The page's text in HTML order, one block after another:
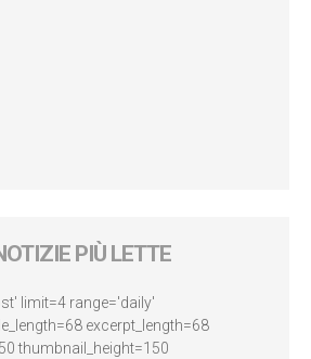
PIÙ LETTE
limit=4 range='daily'
excerpt_length=68
thumbnail_height=150